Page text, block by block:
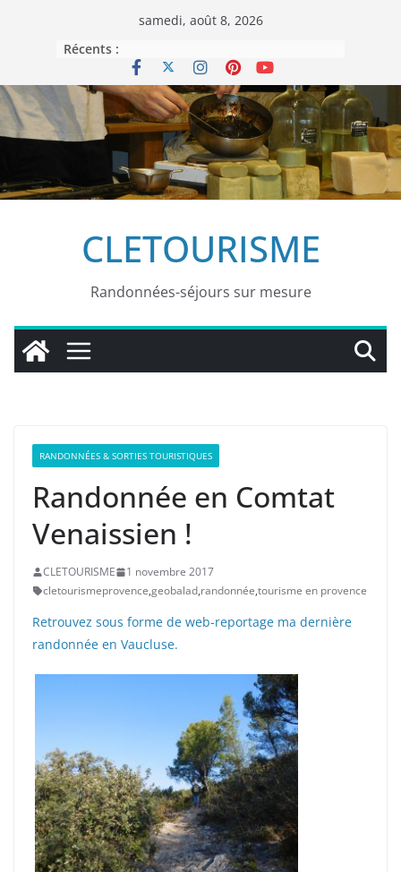
samedi, août 8, 2026
Récents :
CLETOURISME
Randonnées-séjours sur mesure
RANDONNÉES & SORTIES TOURISTIQUES
Randonnée en Comtat
Venaissien !
CLETOURISME
1 novembre 2017
cletourismeprovence,geobalad,randonnée,tourisme en provence
Retrouvez sous forme de web-reportage ma dernière
randonnée en Vaucluse.